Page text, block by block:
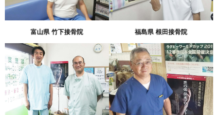
富山県 竹下接骨院 福島県 根田接骨院